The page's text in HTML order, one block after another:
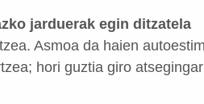
jarduerak egin ditzatela
Asmoa da haien
hori guztia giro